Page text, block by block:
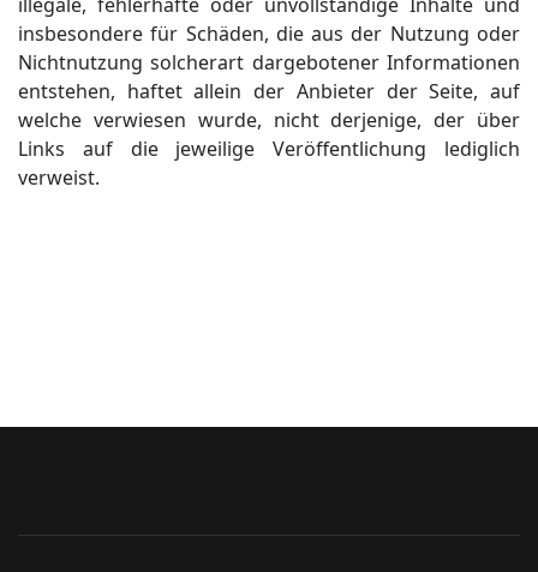
insbesondere für Schäden, die aus der Nutzung oder
Nichtnutzung solcherart dargebotener Informationen
entstehen, haftet allein der Anbieter der Seite, auf
welche verwiesen wurde, nicht derjenige, der über
Links auf die jeweilige Veröffentlichung lediglich
verweist.